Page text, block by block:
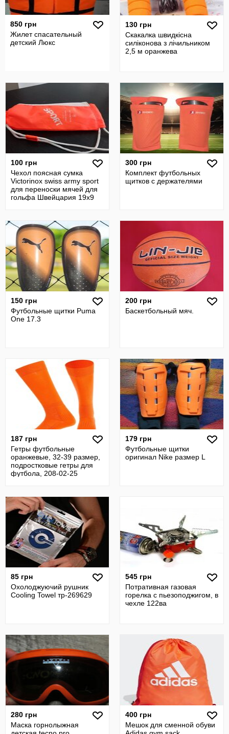
850 грн
Жилет спасательный
детский Люкс
130 грн
Скакалка швидкісна
силіконова з лічильником
2,5 м оранжева
100 грн
Чехол поясная сумка
Victorinox swiss army sport
для переноски мячей для
гольфа Швейцария 19х9
300 грн
Комплект футбольных
щитков с держателями
150 грн
Футбольные щитки Puma
One 17.3
200 грн
Баскетбольный мяч.
187 грн
Гетры футбольные
оранжевые, 32-39 размер,
подростковые гетры для
футбола, 208-02-25
179 грн
Футбольные щитки
оригинал Nike размер L
85 грн
Охолоджуючий рушник
Cooling Towel тр-269629
545 грн
Потративная газовая
горелка с пьезоподжигом, в
чехле 122ва
280 грн
Маска горнолыжная
400 грн
Мешок для сменной обуви